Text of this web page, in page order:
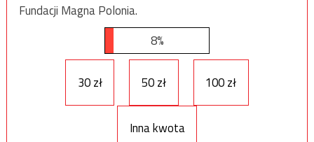
Fundacji Magna Polonia.
8%
30 zł 50 zł 100 zł
Inna kwota